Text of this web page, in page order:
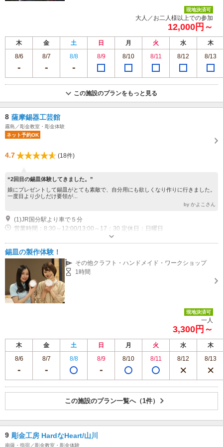
現地決済可
大人／お二人様以上での参加
12,000円～
木 金 土 日 月 火 水
木
8/6
8/7 8/8 8/9 8/10 8/11 8/12 8/13
この施設のプランをもっと見る
8 薩摩錫器工芸館
霧島／彫金教室・彫金体験
ネット予約OK
4.7 (18件)
“2回目の錫皿体験してきました。”
娘にプレゼントして錫皿がとても素敵で、自分用にも欲しくなり作りに行きました。
一度目より少しだけ要領が...
by かよこさん
(1)JR国分駅より車で５分
営業時間：8:30～12:00/13:00～17：30 定休日：日曜日
錫皿の製作体験！
その他クラフト・ハンドメイド・ワークショップ
1時間
現地決済可
一人
3,300円～
木 金 土 日 月 火 水
木
8/6
8/7 8/8 8/9 8/10 8/11 8/12 8/13
この施設のプラン一覧へ（1件）
9 彫金工房 HardなHeart/山川
南薩・指宿／彫金教室・彫金体験